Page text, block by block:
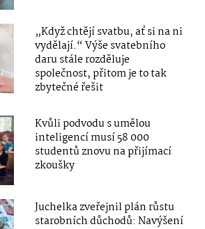
„Když chtějí svatbu, ať si na ni
vydělají.“ Výše svatebního
daru stále rozděluje
společnost, přitom je to tak
zbytečné řešit
Kvůli podvodu s umělou
inteligencí musí 58 000
studentů znovu na přijímací
zkoušky
Juchelka zveřejnil plán růstu
starobních důchodů: Navýšení